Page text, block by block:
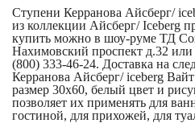
Ступени Керранова Айсберг/
из коллекции Айсберг/ Iceberg
купить можно в шоу-руме ТД
Нахимовский проспект д.32
(800) 333-46-24. Доставка на
Керранова Айсберг/ iceberg
размер 30x60, белый цвет и
позволяет их применять для
гостиной, для прихожей, для